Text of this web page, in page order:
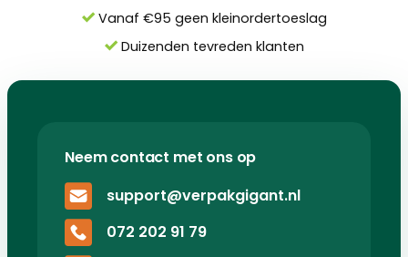
Vanaf €95 geen kleinordertoeslag
Duizenden tevreden klanten
Neem contact met ons op
support@verpakgigant.nl
072 202 91 79